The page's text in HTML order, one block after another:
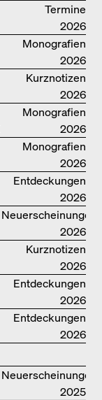
Termine
2026
Monografien
2026
Kurznotizen
2026
Monografien
2026
Monografien
2026
Entdeckungen
2026
Neuerscheinungen
2026
Kurznotizen
2026
Entdeckungen
2026
Entdeckungen
2026
Neuerscheinungen
2025